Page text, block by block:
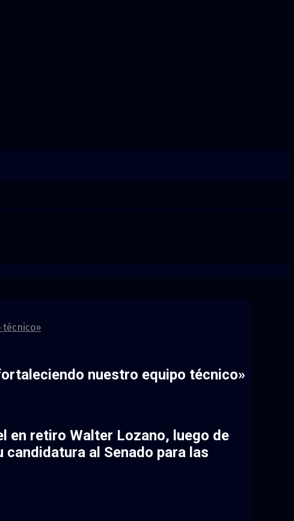
técnico»
nuestro equipo técnico»
en retiro Walter Lozano, luego de
al Senado para las